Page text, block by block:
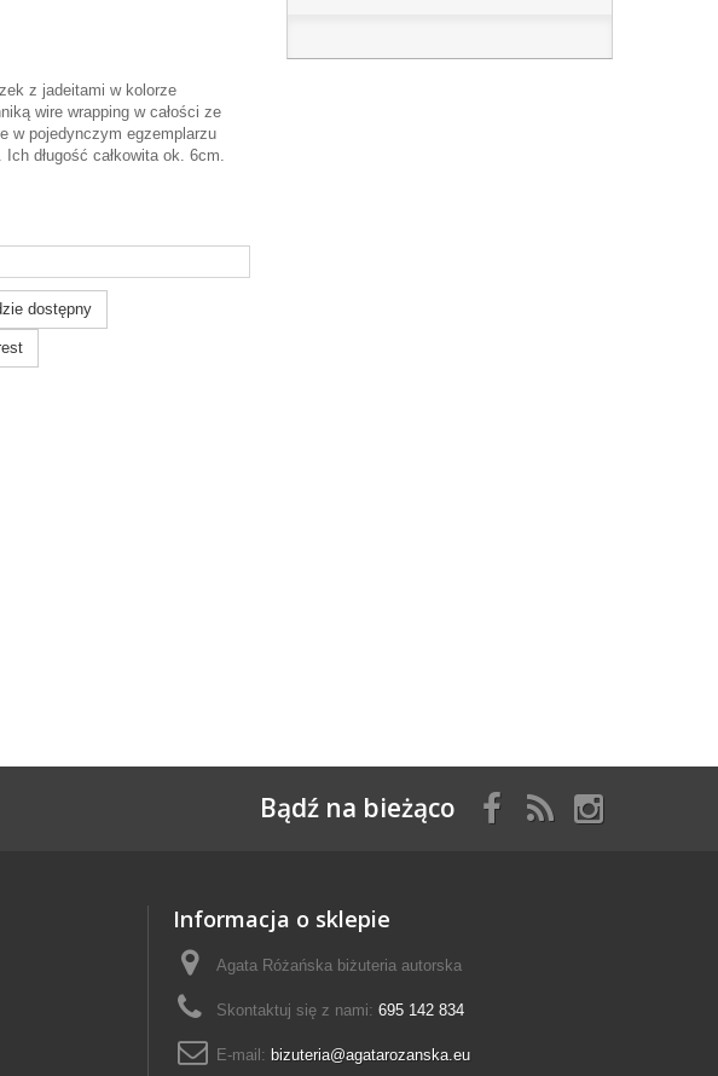
z jadeitami w kolorze
wire wrapping w całości ze
w pojedynczym egzemplarzu
długość całkowita ok. 6cm.
dostępny
Bądź na bieżąco
Informacja o sklepie
Agata Różańska biżuteria autorska
Skontaktuj się z nami: 695 142 834
E-mail: bizuteria@agatarozanska.eu